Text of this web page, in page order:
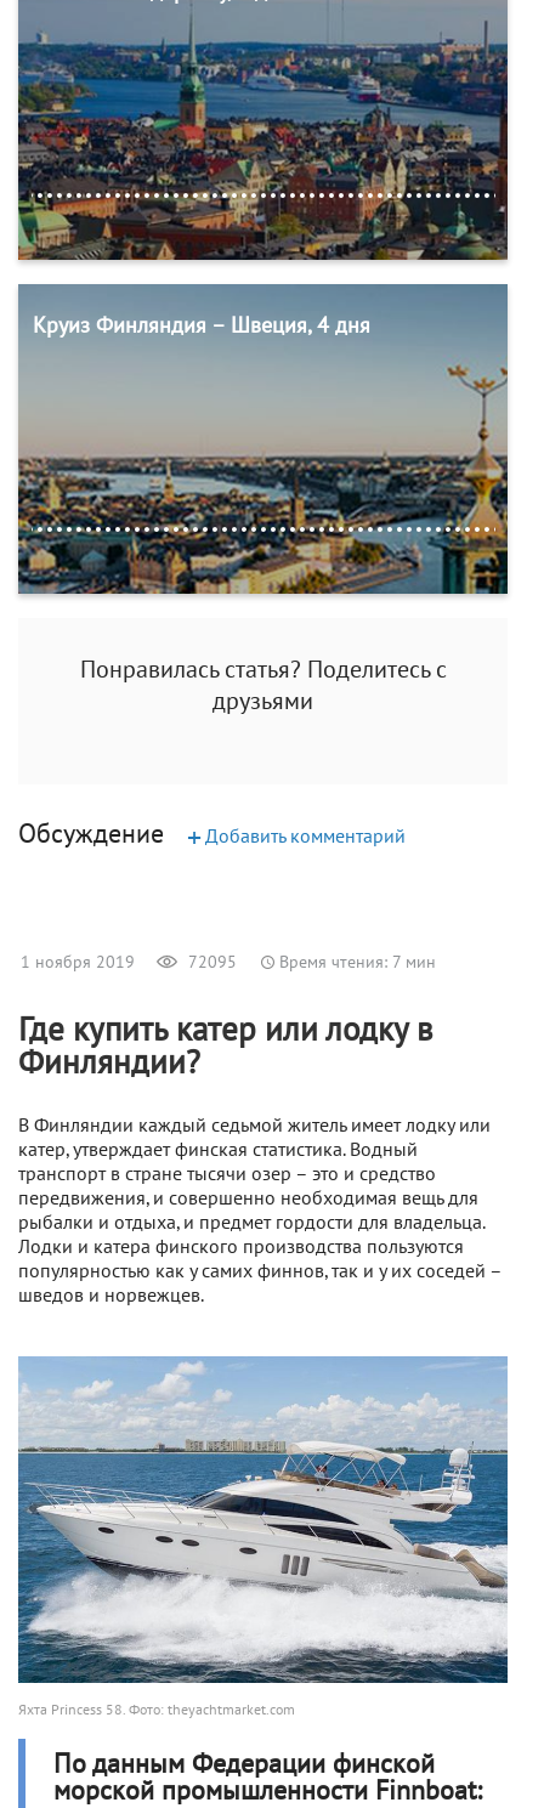
Круиз Финляндия – Швеция, 4 дня
Понравилась статья? Поделитесь с
друзьями
Обсуждение +Добавить комментарий
1 ноября 2019 72095 Время чтения: 7 мин
Где купить катер или лодку в
Финляндии?
В Финляндии каждый седьмой житель имеет лодку или
катер, утверждает финская статистика. Водный
транспорт в стране тысячи озер – это и средство
передвижения, и совершенно необходимая вещь для
рыбалки и отдыха, и предмет гордости для владельца.
Лодки и катера финского производства пользуются
популярностью как у самих финнов, так и у их соседей –
шведов и норвежцев.
Яхта Princess 58. Фото: theyachtmarket.com
По данным Федерации финской
морской промышленности Finnboat: